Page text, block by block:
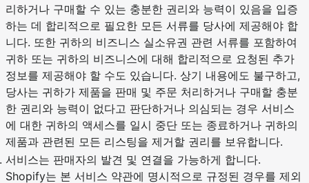
리하거나 구매할 수 있는 충분한 권리와 능력이 있음을 입증
하는 데 합리적으로 필요한 모든 서류를 당사에 제공해야 합
니다. 또한 귀하의 비즈니스 실소유권 관련 서류를 포함하여
귀하 또는 귀하의 비즈니스에 대해 합리적으로 요청된 추가
정보를 제공해야 할 수도 있습니다. 상기 내용에도 불구하고,
당사는 귀하가 제품을 판매 및 주문 처리하거나 구매할 충분
한 권리와 능력이 없다고 판단하거나 의심되는 경우 서비스
에 대한 귀하의 액세스를 일시 중단 또는 종료하거나 귀하의
제품과 관련된 모든 리스팅을 제거할 권리를 보유합니다.
서비스는 판매자의 발견 및 연결을 가능하게 합니다.
Shopify는 본 서비스 약관에 명시적으로 규정된 경우를 제외